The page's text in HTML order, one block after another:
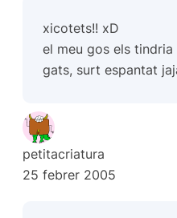
xicotets!! xD
el meu gos els
gats, surt espantat
petitacriatura
25 febrer 2005